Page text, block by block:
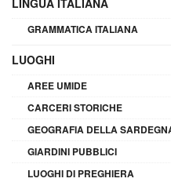
GRAMMATICA ITALIANA
LUOGHI
AREE UMIDE
CARCERI STORICHE
GEOGRAFIA DELLA
GIARDINI PUBBLICI
LUOGHI DI PREGHIERA